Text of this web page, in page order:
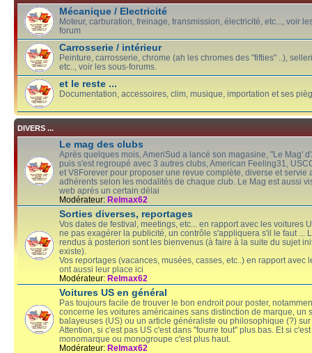
Mécanique / Electricité
Moteur, carburation, freinage, transmission, électricité, etc..., voir
forum
Carrosserie / intérieur
Peinture, carrosserie, chrome (ah les chromes des "fifties" ..),
etc.., voir les sous-forums.
et le reste ...
Documentation, accessoires, clim, musique, importation et ses
DIVERS ...
Le mag des clubs
Après quelques mois, AmeriSud a lancé son magasine, "Le Mag'
puis s'est regroupé avec 3 autres clubs, American Feeling31,
et V8Forever pour proposer une revue complète, diverse et servie
adhérents selon les modalités de chaque club. Le Mag est aussi
web après un certain délai
Modérateur: Relmax62
Sorties diverses, reportages
Vos dates de festival, meetings, etc... en rapport avec les voitures
ne pas exagérer la publicité, un contrôle s'appliquera s'il le faut ...
rendus à posteriori sont les bienvenus (à faire à la suite du sujet
existe).
Vos reportages (vacances, musées, casses, etc..) en rapport avec
ont aussi leur place ici
Modérateur: Relmax62
Voitures US en général
Pas toujours facile de trouver le bon endroit pour poster,
concerne les voitures américaines sans distinction de marque, un
balayeuses (US) ou un article généraliste ou philosophique (?) sur
Attention, si c'est pas US c'est dans "fourre tout" plus bas. Et si c'est
monomarque ou monogroupe c'est plus haut.
Modérateur: Relmax62